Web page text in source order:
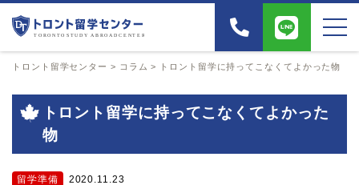
トロント留学センター > コラム > トロント留学に持ってこなくてよかった物
トロント留学に持ってこなくてよかった
物
留学準備 2020.11.23